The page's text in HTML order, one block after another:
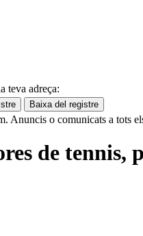
teva adreça:
o comunicats a tots
de tennis,